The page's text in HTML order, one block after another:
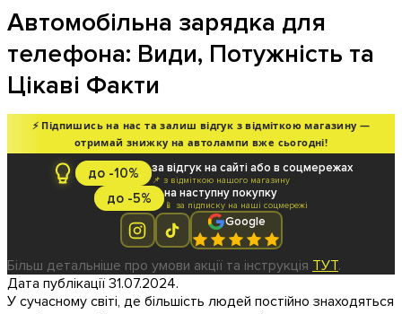
Автомобільна зарядка для
телефона: Види, Потужність та
Цікаві Факти
⚡ Підпишись на нас та залиш відгук з відміткою магазину —
отримай знижку на автолампи вже сьогодні!
до -10% за відгук на сайті або в соцмережах
📌 з відміткою нашого магазину
до -5% на наступну покупку
📱 за підписку на наші соцмережі
Google
Більш детальніше про умови акції та інструкція ТУТ.
Дата публікації 31.07.2024.
У сучасному світі, де більшість людей постійно знаходяться